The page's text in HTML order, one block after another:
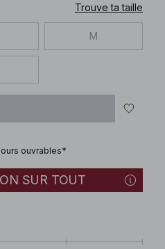
Trouve ta taille
M
ouvrables*
SUR TOUT